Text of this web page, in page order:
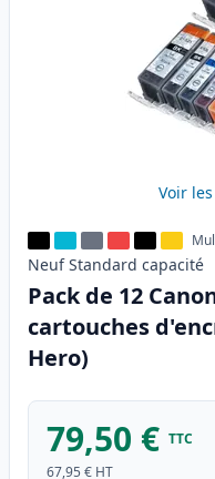
Voir
Neuf Standard capacité
Pack de 12
cartouches
Hero)
79,50 € TTC
67,95 € HT